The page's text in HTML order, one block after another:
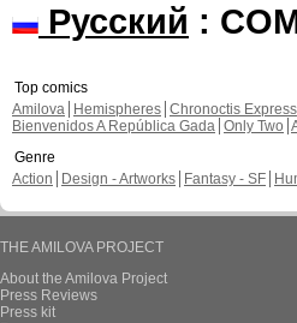
Русский :
Top comics
Amilova
Hemispheres Chronoctis Express
Bienvenidos A República Gada Only Two
Genre
Action
Design - Artworks Fantasy - SF
THE AMILOVA PROJECT
About the Amilova Project
Press Reviews
Press kit